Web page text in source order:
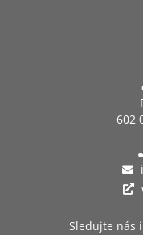
602
Sledujte nás